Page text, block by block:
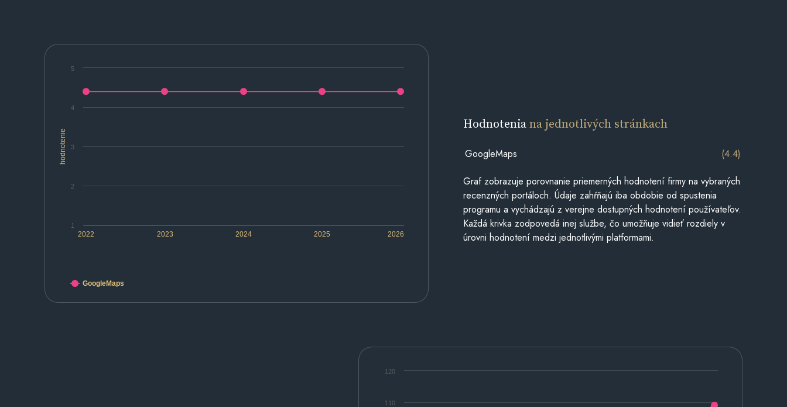
hodnotenie
2022 2023 2024 2025 2026
1
2
3
4
5
GoogleMaps
Hodnoteniana jednotlivých stránkach
GoogleMaps (4.4)
Graf zobrazuje porovnanie priemerných hodnotení firmy na vybraných
recenzných portáloch. Údaje zahŕňajú iba obdobie od spustenia
programu a vychádzajú z verejne dostupných hodnotení používateľov.
Každá krivka zodpovedá inej službe, čo umožňuje vidieť rozdiely v
úrovni hodnotení medzi jednotlivými platformami.
110
120